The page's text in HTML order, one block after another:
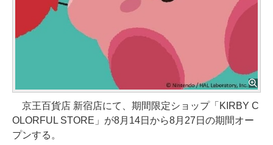
京王百貨店 新宿店にて、期間限定ショップ「KIRBY C
OLORFUL STORE」が8月14日から8月27日の期間オー
プンする。